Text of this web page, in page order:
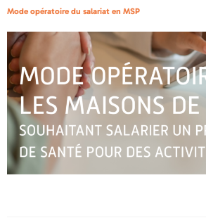
Mode opératoire du salariat en MSP